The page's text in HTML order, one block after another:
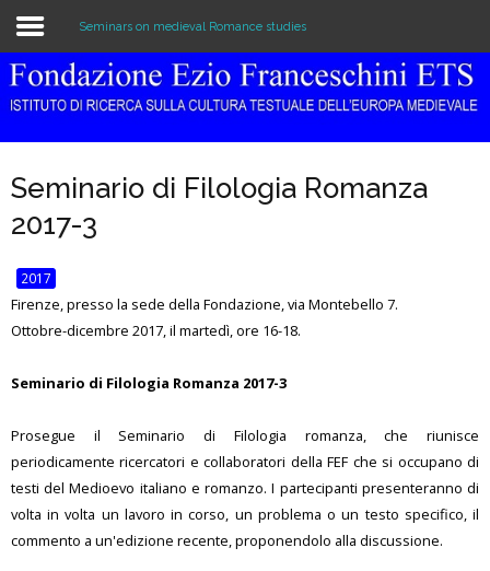
Home
Library & Archive
Publications
Events
Seminars on medieval Romance studies
Seminario di Filologia Romanza
2017-3
2017
Firenze, presso la sede della Fondazione, via Montebello 7.
Ottobre-dicembre 2017, il martedì, ore 16-18.
Seminario di Filologia Romanza 2017-3
Prosegue il Seminario di Filologia romanza, che riunisce
periodicamente ricercatori e collaboratori della FEF che si occupano di
testi del Medioevo italiano e romanzo. I partecipanti presenteranno di
volta in volta un lavoro in corso, un problema o un testo specifico, il
commento a un'edizione recente, proponendolo alla discussione.